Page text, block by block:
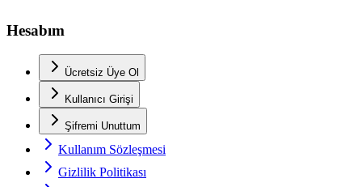
Hesabım
Ücretsiz Üye Ol
Kullanıcı Girişi
Şifremi Unuttum
Kullanım Sözleşmesi
Gizlilik Politikası